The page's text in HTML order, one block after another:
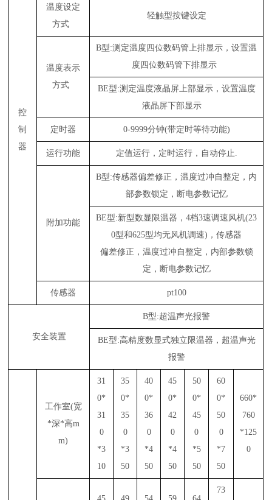
控
制
器
温度设定
方式
轻触型按键设定
温度表示
方式
B型:测定温度四位数码管上排显示，设置温
度四位数码管下排显示
BE型:测定温度液晶屏上部显示，设置温度
液晶屏下部显示
定时器 0-9999分钟(带定时等待功能)
运行功能 定值运行，定时运行，自动停止.
附加功能
B型:传感器偏差修正，温度过冲自整定，内
部参数锁定，断电参数记忆
BE型:新型数显限温器，4档3速调速风机(23
0型和625型均无风机调速)，传感器
偏差修正，温度过冲自整定，内部参数锁
定，断电参数记忆
传感器 pt100
安全装置
B型:超温声光报警
BE型:高精度数显式独立限温器，超温声光
报警
工作室(宽
*深*高m
m)
31
0*
31
0
*3
10
35
0*
35
0
*3
50
40
0*
36
0
*4
50
45
0*
42
0
*4
50
50
0*
45
0
*5
50
60
0*
50
0
*7
50
660*
760
*125
0
73